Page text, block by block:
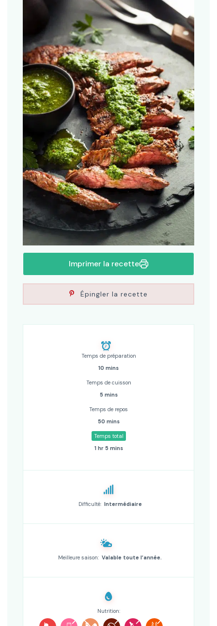
Imprimer la recette
Épingler la recette
Temps de préparation
10 mins
Temps de cuisson
5 mins
Temps de repos
50 mins
Temps total
1 hr 5 mins
Difficulté: Intermédiaire
Meilleure saison: Valable toute l’année.
Nutrition: